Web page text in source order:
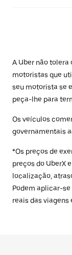
A Uber não tolera
motoristas que
seu motorista se
peça-lhe para
Os veículos
governamentais
*Os preços de
preços do UberX
localização,
Podem aplicar-
reais das viagens